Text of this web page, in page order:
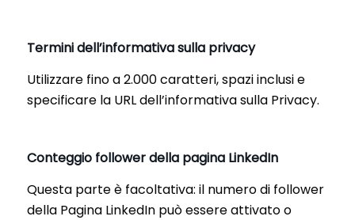
Termini dell’informativa sulla privacy
Utilizzare fino a 2.000 caratteri, spazi inclusi e
specificare la URL dell’informativa sulla Privacy.
Conteggio follower della pagina LinkedIn
Questa parte è facoltativa: il numero di follower
della Pagina LinkedIn può essere attivato o